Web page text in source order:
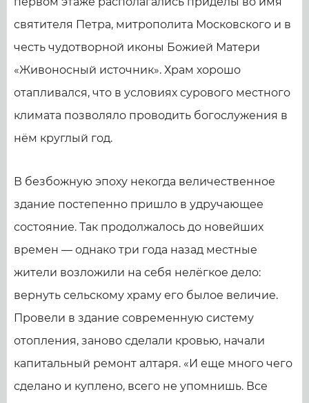
святителя Петра, митрополита Московского и в
честь чудотворной иконы Божией Матери
«Живоносный источник». Храм хорошо
отапливался, что в условиях сурового местного
климата позволяло проводить богослужения в
нём круглый год.
В безбожную эпоху некогда величественное
здание постепенно пришло в удручающее
состояние. Так продолжалось до новейших
времен — однако три года назад местные
жители возложили на себя нелёгкое дело:
вернуть сельскому храму его былое величие.
Провели в здание современную систему
отопления, заново сделали кровью, начали
капитальный ремонт алтаря. «И еще много чего
сделано и куплено, всего не упомнишь. Все